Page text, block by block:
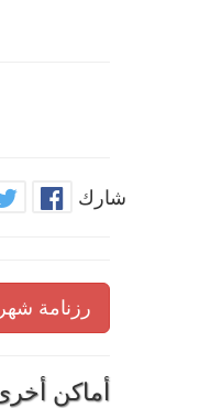
شارك
رزنامة
أماكن